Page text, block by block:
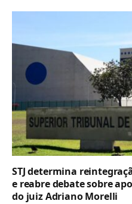
STJ determina
e reabre debate sobre
do juiz Adriano Morelli